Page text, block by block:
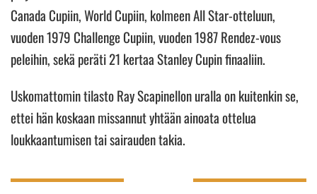
Canada Cupiin, World Cupiin, kolmeen All Star-otteluun,
vuoden 1979 Challenge Cupiin, vuoden 1987 Rendez-vous
peleihin, sekä peräti 21 kertaa Stanley Cupin finaaliin.
Uskomattomin tilasto Ray Scapinellon uralla on kuitenkin se,
ettei hän koskaan missannut yhtään ainoata ottelua
loukkaantumisen tai sairauden takia.